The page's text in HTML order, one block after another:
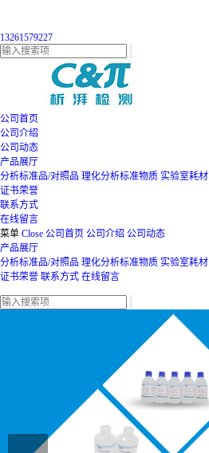
13261579227
公司首页
公司介绍
公司动态
产品展厅
分析标准品/对照品 理化分析标准物质 实验室耗材
证书荣誉
联系方式
在线留言
菜单 Close 公司首页 公司介绍 公司动态
产品展厅
分析标准品/对照品 理化分析标准物质 实验室耗材
证书荣誉 联系方式 在线留言